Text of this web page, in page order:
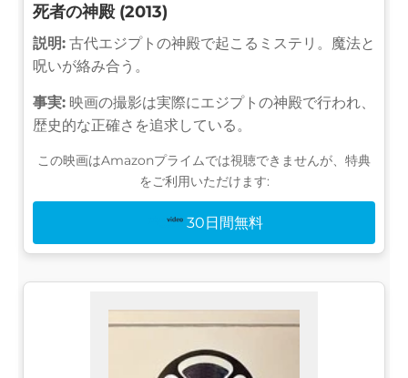
死者の神殿 (2013)
説明: 古代エジプトの神殿で起こるミステリ。魔法と
呪いが絡み合う。
事実: 映画の撮影は実際にエジプトの神殿で行われ、
歴史的な正確さを追求している。
この映画はAmazonプライムでは視聴できませんが、特典
をご利用いただけます:
30日間無料